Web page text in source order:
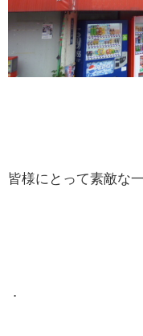
皆様にとって素敵な